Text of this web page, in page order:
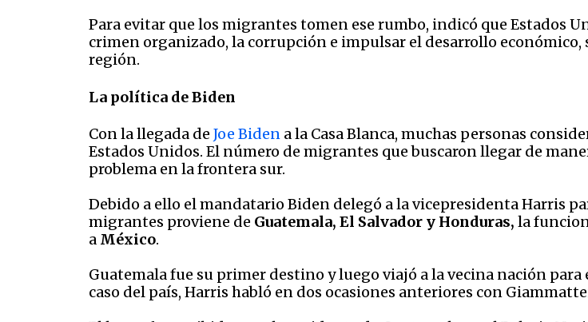
Para evitar que los migrantes tomen ese rumbo, indicó que Estados
crimen organizado, la corrupción e impulsar el desarrollo económico,
región.
La política de Biden
Con la llegada de Joe Biden a la Casa Blanca, muchas personas
Estados Unidos. El número de migrantes que buscaron llegar de
problema en la frontera sur.
Debido a ello el mandatario Biden delegó a la vicepresidenta Harris
migrantes proviene de Guatemala, El Salvador y Honduras, la
a México.
Guatemala fue su primer destino y luego viajó a la vecina nación
caso del país, Harris habló en dos ocasiones anteriores con